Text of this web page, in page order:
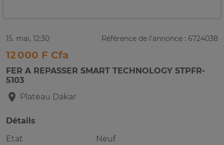
15. mai, 12:30 Référence de l'annonce : 6724038
12 000 F Cfa
FER A REPASSER SMART TECHNOLOGY STPFR-
5103
Plateau Dakar
Détails
Etat
Neuf